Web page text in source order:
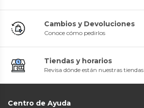
Cambios y Devoluciones
Conoce cómo pedirlos
Tiendas y horarios
Revisa dónde están nuestras tiendas
Centro de Ayuda